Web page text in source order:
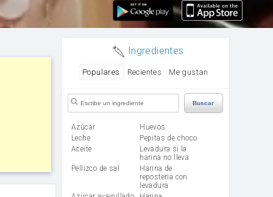
Ingredientes
Populares Recientes Me gustan
Buscar
Azúcar
huevos
leche
Pepitas de choco
aceite
Levadura si la
harina no lleva
Pellizco de sal
Harina de
reposteria con
levadura